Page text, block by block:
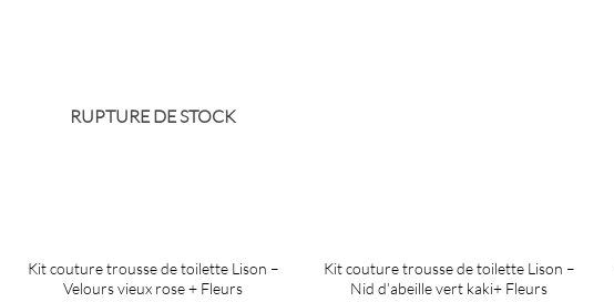
RUPTURE DE STOCK
Kit couture trousse de toilette Lison –
Velours vieux rose + Fleurs
Kit couture trousse de toilette Lison –
Nid d’abeille vert kaki+ Fleurs